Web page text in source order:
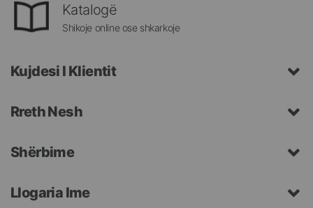
Katalogë
Shikoje online ose shkarkoje
Kujdesi I Klientit
Rreth Nesh
Shërbime
Llogaria Ime